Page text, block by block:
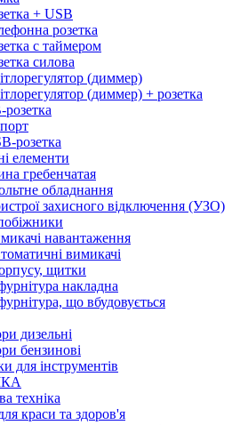
+ USB
розетка
с таймером
силова
(диммер)
(диммер) + розетка
розетка
елементи
гребенчатая
обладнання
захисного відключення (УЗО)
навантаження
вимикачі
щитки
накладна
що вбудовується
дизельні
бензинові
для інструментів
техніка
краси та здоров'я